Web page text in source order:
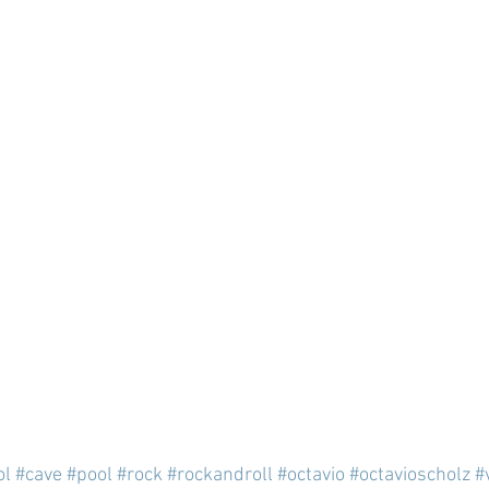
#cave #pool #rock #rockandroll #octavio #octavioscholz